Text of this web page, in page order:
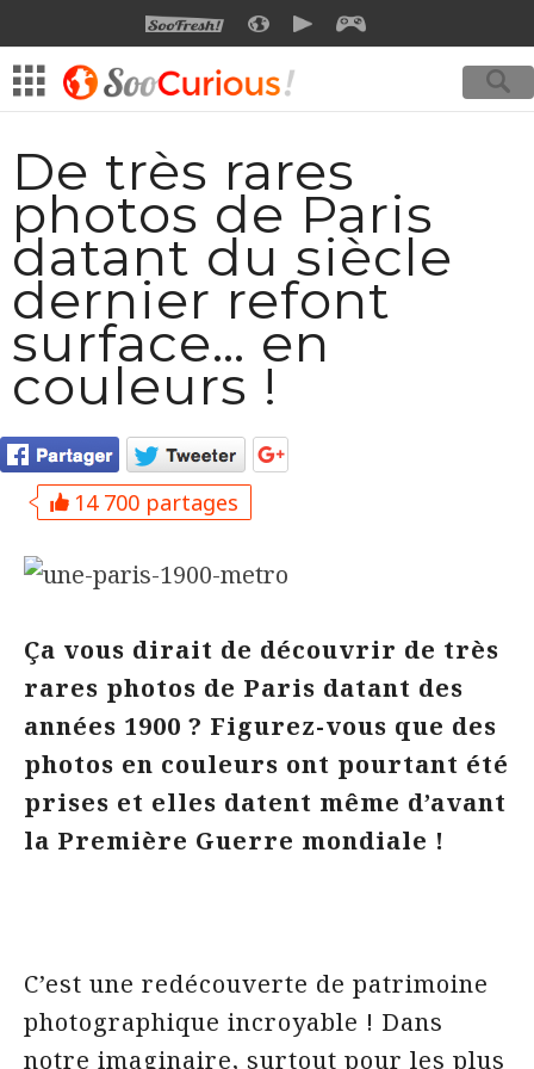
SOOFRESHSOOCURIOUSSOOMOTION
De très rares
photos de Paris
datant du siècle
dernier refont
surface… en
couleurs !
14 700 partages
Ça vous dirait de découvrir de très
rares photos de Paris datant des
années 1900 ? Figurez-vous que des
photos en couleurs ont pourtant été
prises et elles datent même d’avant
la Première Guerre mondiale !
C’est une redécouverte de patrimoine
photographique incroyable ! Dans
notre imaginaire, surtout pour les plus